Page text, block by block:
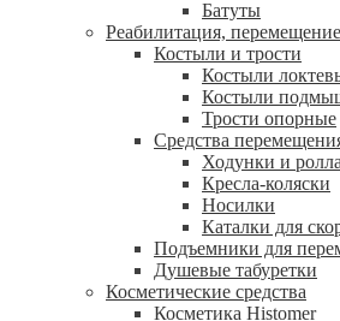
Батуты
Реабилитация, перемещение
Костыли и трости
Костыли
Костыли
Трости опорные
Средства
Ходунки и
Кресла-коляски
Носилки
Каталки для
Подъемники для
Душевые табуретки
Косметические средства
Косметика Histomer